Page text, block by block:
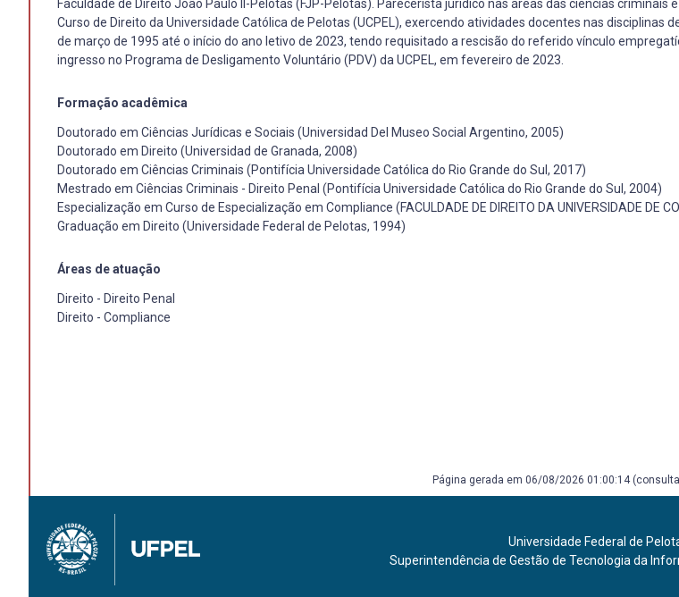
Faculdade de Direito João Paulo II-Pelotas (FJP-Pelotas). Parecerista jurídico nas áreas das ciências criminais
Curso de Direito da Universidade Católica de Pelotas (UCPEL), exercendo atividades docentes nas disciplinas
de março de 1995 até o início do ano letivo de 2023, tendo requisitado a rescisão do referido vínculo
ingresso no Programa de Desligamento Voluntário (PDV) da UCPEL, em fevereiro de 2023.
Formação acadêmica
Doutorado em Ciências Jurídicas e Sociais (Universidad Del Museo Social Argentino, 2005)
Doutorado em Direito (Universidad de Granada, 2008)
Doutorado em Ciências Criminais (Pontifícia Universidade Católica do Rio Grande do Sul, 2017)
Mestrado em Ciências Criminais - Direito Penal (Pontifícia Universidade Católica do Rio Grande do Sul, 2004)
Especialização em Curso de Especialização em Compliance (FACULDADE DE DIREITO DA UNIVERSIDADE DE
Graduação em Direito (Universidade Federal de Pelotas, 1994)
Áreas de atuação
Direito - Direito Penal
Direito - Compliance
Página gerada em 06/08/2026 01:00:14
Universidade Federal de
Superintendência de Gestão de Tecnologia da